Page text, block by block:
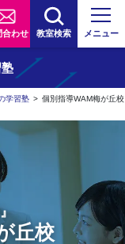
合わせ 教室検索 メニュー
学習塾 > 個別指導WAM梅が丘校
丘校